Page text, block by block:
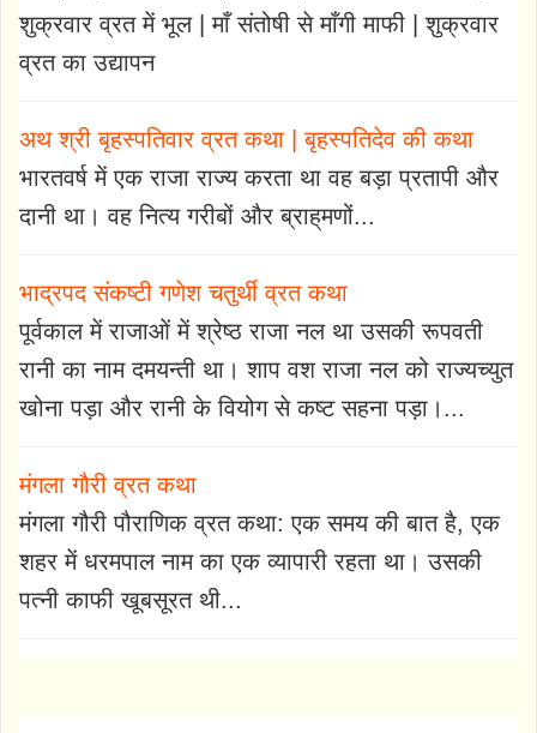
शुक्रवार व्रत में भूल | माँ संतोषी से माँगी माफी | शुक्रवार
व्रत का उद्यापन
अथ श्री बृहस्पतिवार व्रत कथा | बृहस्पतिदेव की कथा
भारतवर्ष में एक राजा राज्य करता था वह बड़ा प्रतापी और
दानी था। वह नित्य गरीबों और ब्राह्‌मणों...
भाद्रपद संकष्टी गणेश चतुर्थी व्रत कथा
पूर्वकाल में राजाओं में श्रेष्ठ राजा नल था उसकी रूपवती
रानी का नाम दमयन्ती था। शाप वश राजा नल को राज्यच्युत
खोना पड़ा और रानी के वियोग से कष्ट सहना पड़ा।...
मंगला गौरी व्रत कथा
मंगला गौरी पौराणिक व्रत कथा: एक समय की बात है, एक
शहर में धरमपाल नाम का एक व्यापारी रहता था। उसकी
पत्नी काफी खूबसूरत थी...